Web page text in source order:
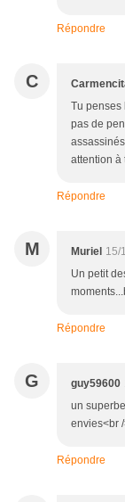
Répondre
C
Tu penses
pas de
attention à
Répondre
M Muriel 15/
Un petit
Répondre
G guy59600
un
envies<br
Répondre